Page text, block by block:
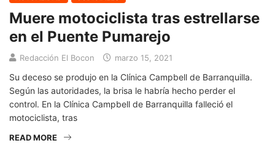
Muere motociclista tras estrellarse
en el Puente Pumarejo
Redacción El Bocon marzo 15, 2021
Su deceso se produjo en la Clínica Campbell de Barranquilla.
Según las autoridades, la brisa le habría hecho perder el
control. En la Clínica Campbell de Barranquilla falleció el
motociclista, tras
READ MORE